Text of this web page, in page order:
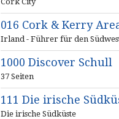
016 Cork & Kerry
Irland - Führer für den
1000 Discover Schull
37 Seiten
111 Die irische
Die irische Südküste